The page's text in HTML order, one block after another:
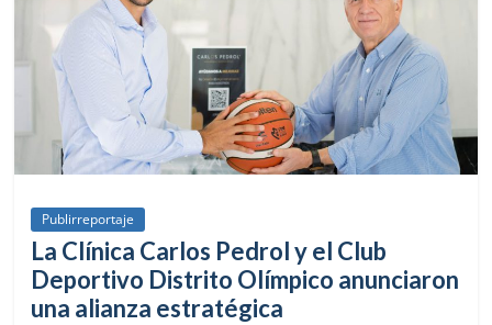
Publirreportaje
La Clínica Carlos Pedrol y el Club
Deportivo Distrito Olímpico anunciaron
una alianza estratégica